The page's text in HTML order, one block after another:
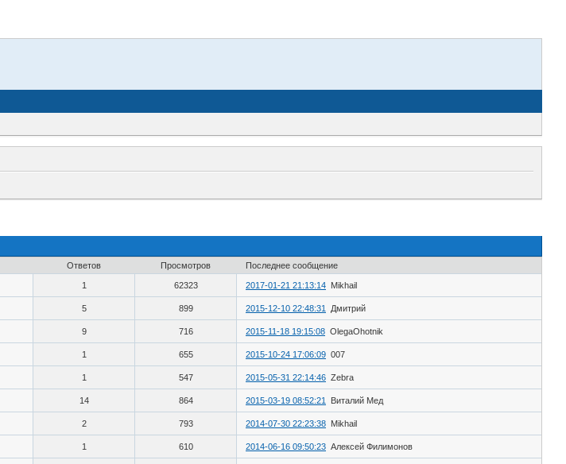
Ответов Просмотров Последнее сообщение
1 62323 2017-01-21 21:13:14 Mikhail
5 899 2015-12-10 22:48:31 Дмитрий
9 716 2015-11-18 19:15:08 OlegaOhotnik
1 655 2015-10-24 17:06:09 007
1 547 2015-05-31 22:14:46 Zebra
14 864 2015-03-19 08:52:21 Виталий Мед
2 793 2014-07-30 22:23:38 Mikhail
1 610 2014-06-16 09:50:23 Алексей Филимонов